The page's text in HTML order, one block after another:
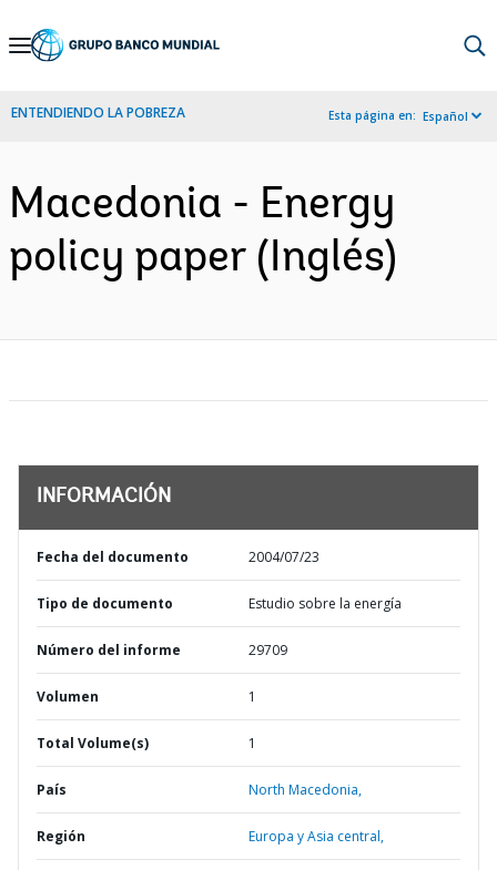
Skip
Navigation
ENTENDIENDO LA POBREZA Esta página en: Español
Macedonia - Energy
policy paper (Inglés)
INFORMACIÓN
Fecha del documento 2004/07/23
Tipo de documento Estudio sobre la energía
Número del informe 29709
Volumen 1
Total Volume(s) 1
País North Macedonia,
Región Europa y Asia central,